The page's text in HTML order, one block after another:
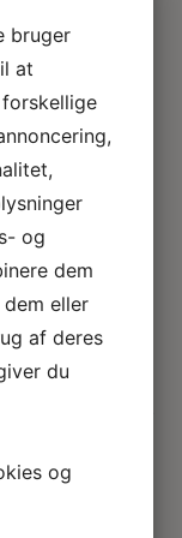
i
og mest
realistiske. De
blomst. Men
let og
bruger
at
og
dem
eller
af deres
du
og